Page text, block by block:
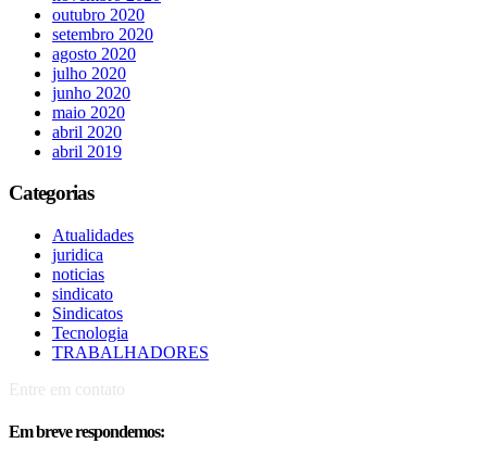
outubro 2020
setembro 2020
agosto 2020
julho 2020
junho 2020
maio 2020
abril 2020
abril 2019
Categorias
Atualidades
juridica
noticias
sindicato
Sindicatos
Tecnologia
TRABALHADORES
Entre em contato
Em breve respondemos: